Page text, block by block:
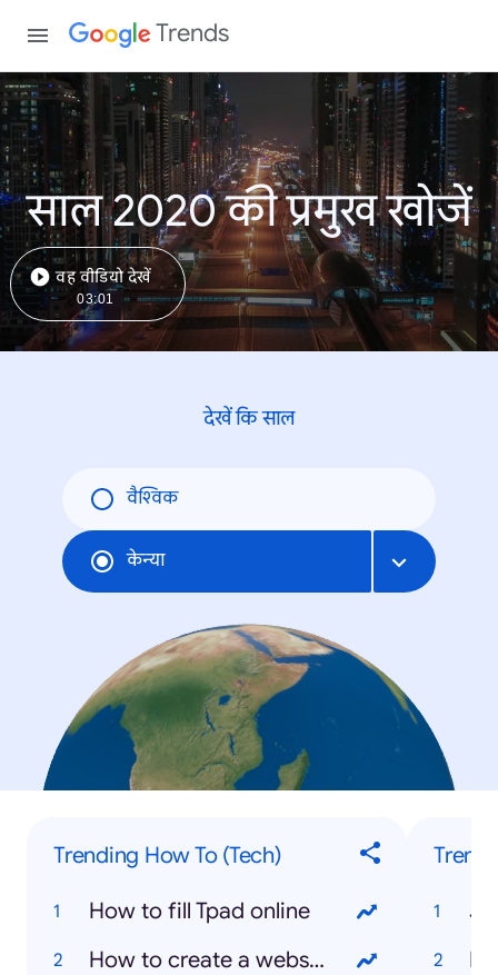
Trends
साल 2020 की प्रमुख खोजें
वह वीडियो देखें
03:01
देखें कि साल
वैश्विक
केन्या
Trending How To (Tech)
How to fill Tpad online
How to create a website